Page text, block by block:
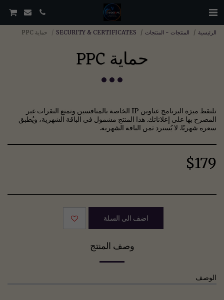
الرئيسية المنتجات - المنتجات SECURITY & CERTIFICATES حماية PPC
حماية PPC
تلتقط ميزة البرنامج عناوين IP الخاصة بالمنافسين وتمنع النقرات غير
المصرح بها على إعلاناتك. هذا المنتج مشمول في الباقة الشهرية، ويُطبق
سعره شهريًا. لا يُسترد ثمن الباقة الشهرية.
$179
اضف الى السلة
وصف المنتج
الوصف